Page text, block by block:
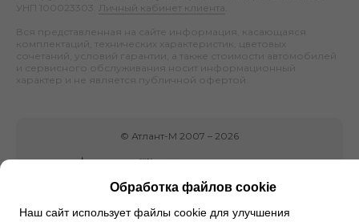
УНП 100023303.
Личный кабинет клиента
Вся представленная на сайте информация, касающаяся
комплектаций, технических характеристик, цветовых
сочетаний, условий гарантии, а также стоимости автомобилей
и сервисного обслуживания носит информационный
характер и не является публичной офертой.
© Атлант-М 2007 – 2026
Обработка файлов cookie
Наш сайт использует файлы cookie для улучшения